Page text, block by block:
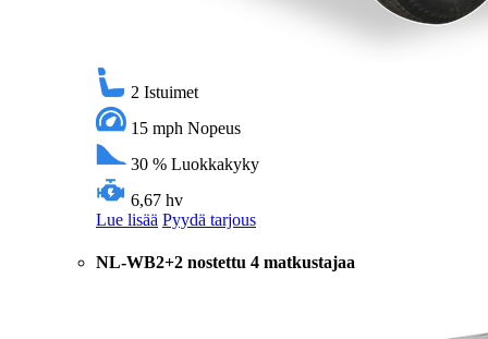
2 Istuimet
15 mph Nopeus
30 % Luokkakyky
6,67 hv
Lue lisää Pyydä tarjous
NL-WB2+2 nostettu 4 matkustajaa